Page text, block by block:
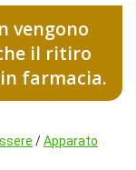
vengono
il ritiro
farmacia.
/Apparato